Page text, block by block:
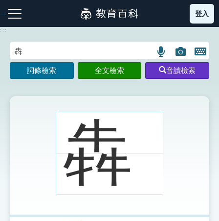
到
主
:::
注音索引圖示 筆畫索引圖示 部首索引表圖示
登入
:::
語
言
搜
示
圖
片
搜
開
鍵
圖
詞條檢索 全文檢索 音讀檢索
犇